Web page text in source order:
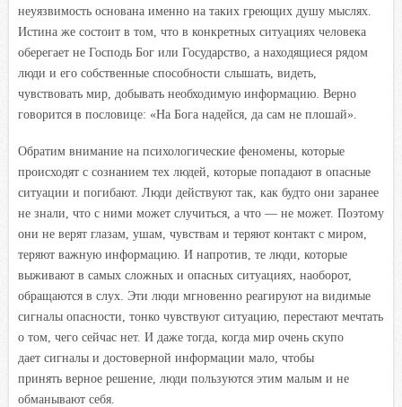
неуязвимость основана именно на таких греющих душу мыслях.
Истина же состоит в том, что в конкретных ситуациях человека
оберегает не Господь Бог или Государство, а находящиеся рядом
люди и его собственные способности слышать, видеть,
чувствовать мир, добывать необходимую информацию. Верно
говорится в пословице: «На Бога надейся, да сам не плошай».
Обратим внимание на психологические феномены, которые
происходят с сознанием тех людей, которые попадают в опасные
ситуации и погибают. Люди действуют так, как будто они заранее
не знали, что с ними может случиться, а что — не может. Поэтому
они не верят глазам, ушам, чувствам и теряют контакт с миром,
теряют важную информацию. И напротив, те люди, которые
выживают в самых сложных и опасных ситуациях, наоборот,
обращаются в слух. Эти люди мгновенно реагируют на видимые
сигналы опасности, тонко чувствуют ситуацию, перестают мечтать
о том, чего сейчас нет. И даже тогда, когда мир очень скупо
дает сигналы и достоверной информации мало, чтобы
принять верное решение, люди пользуются этим малым и не
обманывают себя.